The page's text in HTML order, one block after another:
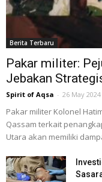
Berita Terbaru
Pakar militer:
Jebakan
Spirit of Aqsa - 26 May 2024
Pakar militer Kolonel
Qassam terkait
Utara akan memiliki